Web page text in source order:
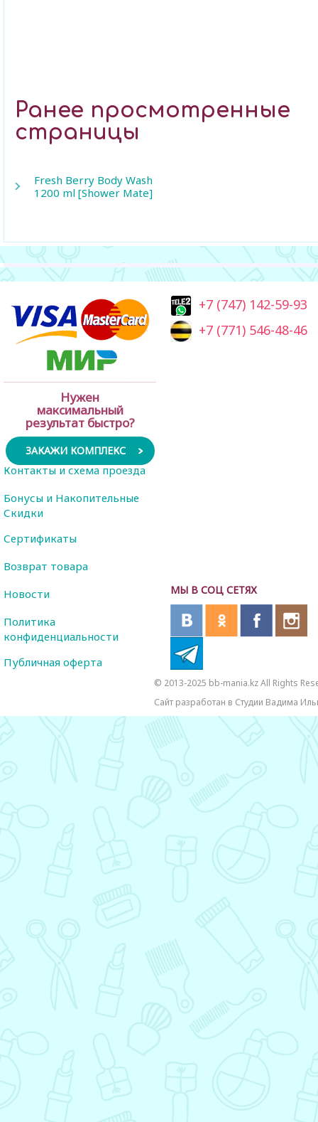
Ранее просмотренные
страницы
Fresh Berry Body Wash
1200 ml [Shower Mate]
Нужен
максимальный
результат быстро?
ЗАКАЖИ КОМПЛЕКС
+7 (747) 142-59-93
+7 (771) 546-48-46
МЫ В СОЦ СЕТЯХ
Контакты и схема проезда
Бонусы и Накопительные
Скидки
Сертификаты
Возврат товара
Новости
Политика
конфиденциальности
Публичная оферта
© 2013-2025 bb-mania.kz All Rights
Сайт разработан в Студии Вадима